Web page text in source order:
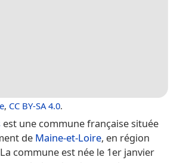
, CC BY-SA 4.0.
est une commune française située
de Maine-et-Loire, en région
commune est née le 1er janvier